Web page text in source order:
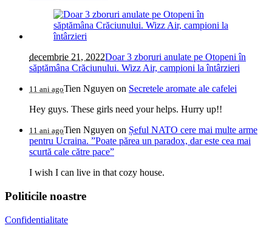
decembrie 21, 2022Doar 3 zboruri anulate pe Otopeni în
săptămâna Crăciunului. Wizz Air, campioni la întârzieri
11 ani agoTien Nguyen on Secretele aromate ale cafelei
Hey guys. These girls need your helps. Hurry up!!
11 ani agoTien Nguyen on Șeful NATO cere mai multe arme
pentru Ucraina. ”Poate părea un paradox, dar este cea mai
scurtă cale către pace”
I wish I can live in that cozy house.
Politicile noastre
Confidentialitate